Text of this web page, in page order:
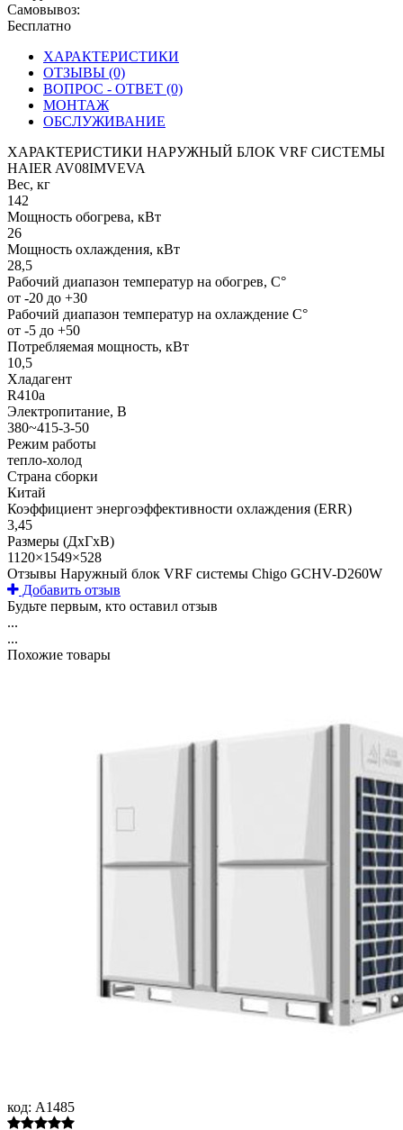
Самовывоз:
Бесплатно
ХАРАКТЕРИСТИКИ
ОТЗЫВЫ (0)
ВОПРОС - ОТВЕТ (0)
МОНТАЖ
ОБСЛУЖИВАНИЕ
ХАРАКТЕРИСТИКИ НАРУЖНЫЙ БЛОК VRF СИСТЕМЫ
HAIER AV08IMVEVA
Вес, кг
142
Мощность обогрева, кВт
26
Мощность охлаждения, кВт
28,5
Рабочий диапазон температур на обогрев, С°
от -20 до +30
Рабочий диапазон температур на охлаждение С°
от -5 до +50
Потребляемая мощность, кВт
10,5
Хладагент
R410a
Электропитание, В
380~415-3-50
Режим работы
тепло-холод
Страна сборки
Китай
Коэффициент энергоэффективности охлаждения (ERR)
3,45
Размеры (ДхГхВ)
1120×1549×528
Отзывы Наружный блок VRF системы Chigo GCHV-D260W
Добавить отзыв
Будьте первым, кто оставил отзыв
...
...
Похожие товары
код: A1485